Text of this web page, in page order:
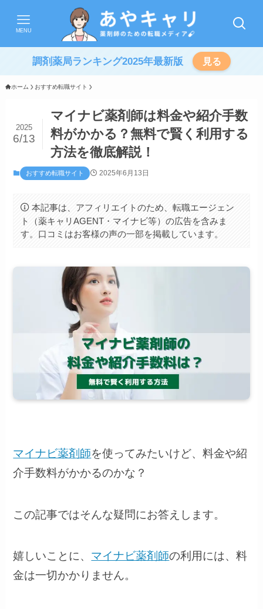
MENU
調剤薬局ランキング2025年最新版 見る
ホーム おすすめ転職サイト
マイナビ薬剤師は料金や紹介手数
料がかかる？無料で賢く利用する
方法を徹底解説！
2025
6/13
おすすめ転職サイト 2025年6月13日
本記事は、アフィリエイトのため、転職エージェン
ト（薬キャリAGENT・マイナビ等）の広告を含みま
す。口コミはお客様の声の一部を掲載しています。
マイナビ薬剤師を使ってみたいけど、料金や紹
介手数料がかかるのかな？
この記事ではそんな疑問にお答えします。
嬉しいことに、 マイナビ薬剤師の利用には、料
金は一切かかりません。